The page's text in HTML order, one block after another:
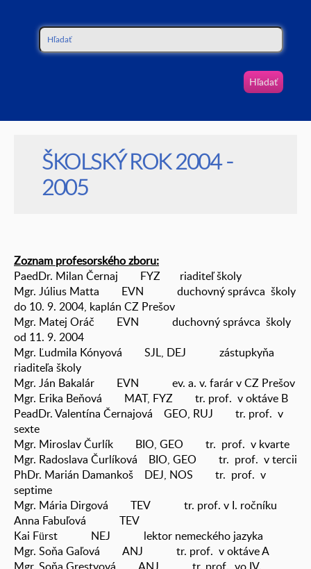
ŠKOLSKÝ ROK 2004 -
2005
Zoznam profesorského zboru:
PaedDr. Milan Černaj FYZ riaditeľ školy
Mgr. Július Matta EVN duchovný správca školy
do 10. 9. 2004, kaplán CZ Prešov
Mgr. Matej Oráč EVN duchovný správca školy
od 11. 9. 2004
Mgr. Ľudmila Kónyová SJL, DEJ zástupkyňa
riaditeľa školy
Mgr. Ján Bakalár EVN ev. a. v. farár v CZ Prešov
Mgr. Erika Beňová MAT, FYZ tr. prof. v oktáve B
PeadDr. Valentína Černajová GEO, RUJ tr. prof. v
sexte
Mgr. Miroslav Čurlík BIO, GEO tr. prof. v kvarte
Mgr. Radoslava Čurlíková BIO, GEO tr. prof. v tercii
PhDr. Marián Damankoš DEJ, NOS tr. prof. v
septime
Mgr. Mária Dirgová TEV tr. prof. v I. ročníku
Anna Fabuľová TEV
Kai Fürst NEJ lektor nemeckého jazyka
Mgr. Soňa Gaľová ANJ tr. prof. v oktáve A